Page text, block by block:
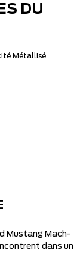
DU
Métallisé
Mustang Mach-
dans un